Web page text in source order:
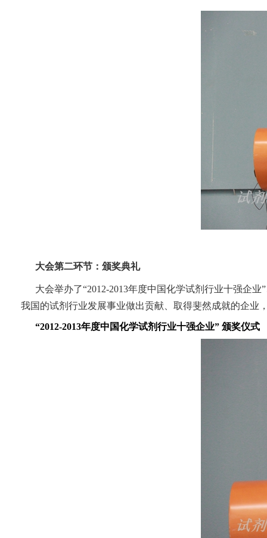
大会第二环节：颁奖典礼
大会举办了“2012-2013年度中国化学试剂行业十强企
我国的试剂行业发展事业做出贡献、取得斐然成就的企业
“2012-2013年度中国化学试剂行业十强企业” 颁奖仪式